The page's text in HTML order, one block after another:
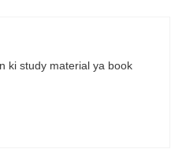
ki study material ya book